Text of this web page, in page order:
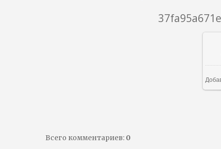
Всего комментариев: 0